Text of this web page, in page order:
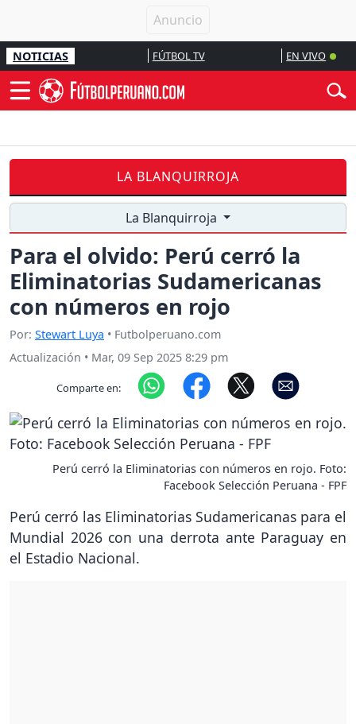
NOTICIAS FÚTBOL TV EN VIVO
LA BLANQUIRROJA
La Blanquirroja
Para el olvido: Perú cerró la
Eliminatorias Sudamericanas
con números en rojo
Por: Stewart Luya • Futbolperuano.com
Actualización • Mar, 09 Sep 2025 8:29 pm
Comparte en:
Perú cerró la Eliminatorias con números en rojo. Foto:
Facebook Selección Peruana - FPF
Perú cerró las Eliminatorias Sudamericanas para el
Mundial 2026 con una derrota ante Paraguay en
el Estadio Nacional.